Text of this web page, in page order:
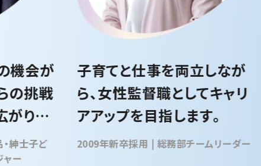
機会が
の挑戦
がりま
ャー
子育てと仕事を両立しなが
ら、女性監督職としてキャリ
アアップを目指します。
2009年新卒採用 | 総務部チームリーダー